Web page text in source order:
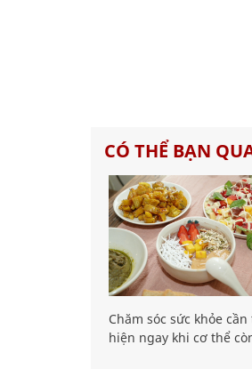
CÓ THỂ BẠN
Chăm sóc sức khỏe cần
hiện ngay khi cơ thể